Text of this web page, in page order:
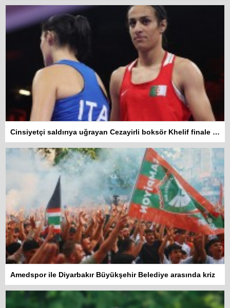
Cinsiyetçi saldırıya uğrayan Cezayirli boksör Khelif finale yükseldi
Amedspor ile Diyarbakır Büyükşehir Belediye arasında kriz